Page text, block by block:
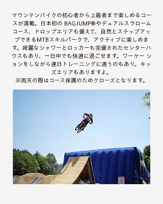
マウンテンバイクの初心者から上級者まで楽しめるコー
スが満載。日本初の BAGJUMP®やデュアルスラローム
コース、ドロップエリアも備えて、自然とステップアッ
プできるMTBスキルパークで、アクティブに楽しめま
す。綺麗なシャワーとロッカーも完備されたセンターハ
ウスもあり、一日中でも快適に過ごせます。ワーケー シ
ョンをしながら連日トレーニングに通うのもあり。キッ
ズエリアもありますよ。
※雨天の際はコース保護のためクローズとなります。